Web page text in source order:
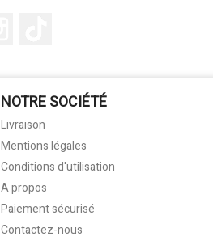
NOTRE SOCIÉTÉ
Livraison
Mentions légales
Conditions d'utilisation
A propos
Paiement sécurisé
Contactez-nous